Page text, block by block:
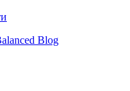
Blog